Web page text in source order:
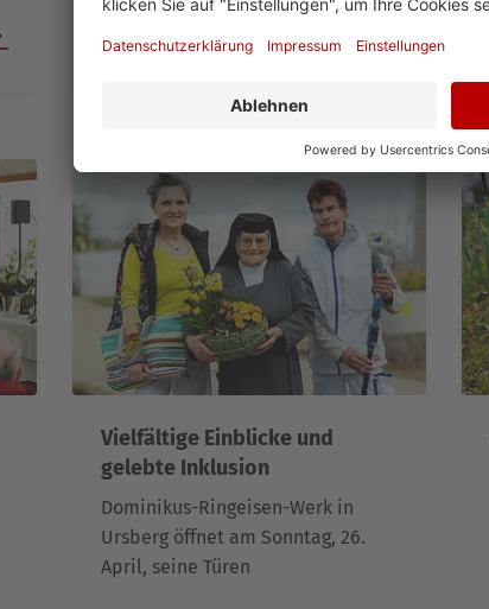
Weiterlesen
Vielfältige Einblicke und
gelebte Inklusion
Dominikus-Ringeisen-Werk in
Ursberg öffnet am Sonntag, 26.
April, seine Türen